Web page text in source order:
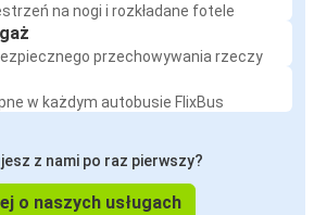
na nogi i rozkładane fotele
przechowywania rzeczy
w każdym autobusie FlixBus
z nami po raz pierwszy?
o naszych usługach